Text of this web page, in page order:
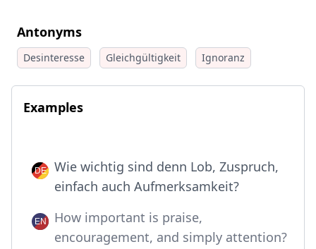
Antonyms
Desinteresse Gleichgültigkeit Ignoranz
Examples
Wie wichtig sind denn Lob, Zuspruch,
einfach auch Aufmerksamkeit?
How important is praise,
encouragement, and simply attention?